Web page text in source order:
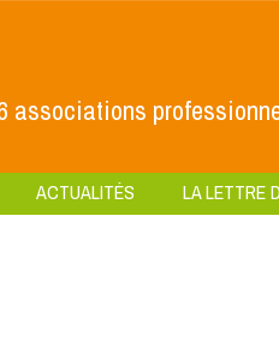
associations
ACTUALITÉS LA LETTRE